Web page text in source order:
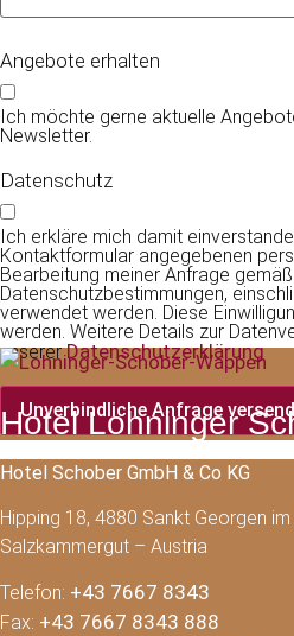
Angebote erhalten
Ich möchte gerne aktuelle
Newsletter.
Datenschutz
Ich erkläre mich damit
Kontaktformular angegebenen
Bearbeitung meiner Anfrage
Datenschutzbestimmungen,
verwendet werden. Diese
werden. Weitere Details zur
unsererDatenschutzerklärung
Unverbindliche Anfrage
Hotel Lohninger
Hotel Schober GmbH & Co KG
Hipping 18, 4880 Sankt Georgen
Salzkammergut – Austria
Telefon: +43 7667 8343
Fax: +43 7667 8343 888